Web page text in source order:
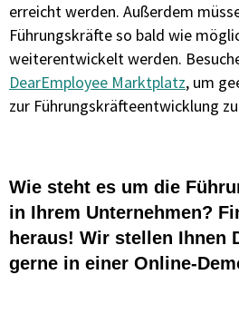
erreicht werden. Außerdem
Führungskräfte so bald wie
weiterentwickelt werden.
DearEmployee Marktplatz, um
zur Führungskräfteentwicklung
Wie steht es um die
in Ihrem Unternehmen?
heraus! Wir stellen Ihnen
gerne in einer Online-